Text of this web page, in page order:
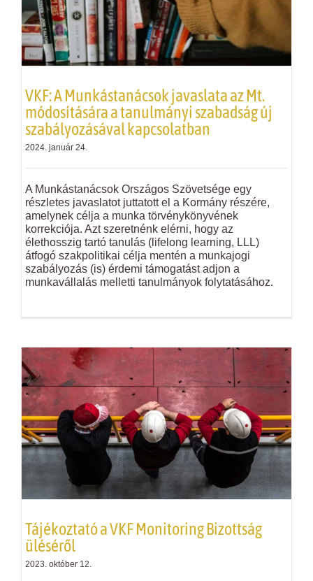
VKF: A Munkástanácsok javaslata az Mt.
módosítására a tanulmányi szabadság új
szabályozásával kapcsolatban
2024. január 24.
A Munkástanácsok Országos Szövetsége egy
részletes javaslatot juttatott el a Kormány részére,
amelynek célja a munka törvénykönyvének
korrekciója. Azt szeretnénk elérni, hogy az
élethosszig tartó tanulás (lifelong learning, LLL)
átfogó szakpolitikai célja mentén a munkajogi
szabályozás (is) érdemi támogatást adjon a
munkavállalás melletti tanulmányok folytatásához.
Tájékoztató aVKFMonitoring Bizottság
üléséről
2023. október 12.